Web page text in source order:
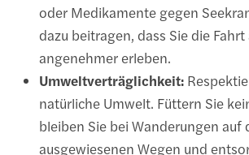
oder Medikamente gegen
dazu beitragen, dass Sie die
angenehmer erleben.
Umweltverträglichkeit:
natürliche Umwelt. Füttern Sie
bleiben Sie bei Wanderungen auf
ausgewiesenen Wegen und